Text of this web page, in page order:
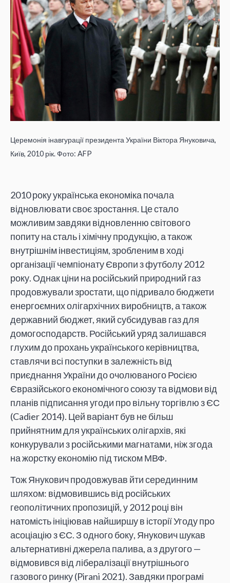
Церемонія інавгурації президента України Віктора Януковича,
Київ, 2010 рік. Фото: AFP
2010 року українська економіка почала
відновлювати своє зростання. Це стало
можливим завдяки відновленню світового
попиту на сталь і хімічну продукцію, а також
внутрішнім інвестиціям, зробленим в ході
організації чемпіонату Європи з футболу 2012
року. Однак ціни на російський природний газ
продовжували зростати, що підривало бюджети
енергоємних олігархічних виробництв, а також
державний бюджет, який субсидував газ для
домогосподарств. Російський уряд залишався
глухим до прохань українського керівництва,
ставлячи всі поступки в залежність від
приєднання України до очолюваного Росією
Євразійського економічного союзу та відмови від
планів підписання угоди про вільну торгівлю з ЄС
(Cadier 2014). Цей варіант був не більш
прийнятним для українських олігархів, які
конкурували з російськими магнатами, ніж згода
на жорстку економію під тиском МВФ.
Тож Янукович продовжував йти серединним
шляхом: відмовившись від російських
геополітичних пропозицій, у 2012 році він
натомість ініціював найширшу в історії Угоду про
асоціацію з ЄС. З одного боку, Янукович шукав
альтернативні джерела палива, а з другого —
відмовився від лібералізації внутрішнього
газового ринку (Pirani 2021). Завдяки програмі